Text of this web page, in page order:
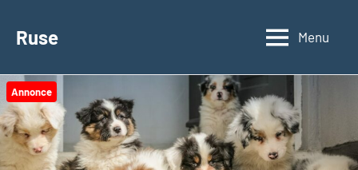
Ruse Menu
Annonce